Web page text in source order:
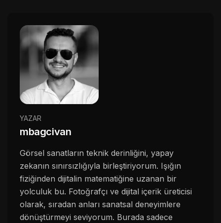
YAZAR
mbagcivan
Görsel sanatların teknik derinliğini, yapay
zekanın sınırsızlığıyla birleştiriyorum. Işığın
fiziğinden dijitalin matematiğine uzanan bir
yolculuk bu. Fotoğrafçı ve dijital içerik üreticisi
olarak, sıradan anları sanatsal deneyimlere
dönüştürmeyi seviyorum. Burada sadece